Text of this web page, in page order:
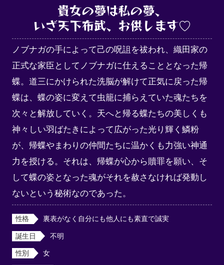
貴女の夢は私の夢、
いざ天下布武、お供します♡
ノブナガの手によって己の呪詛を祓われ、織田家の
正式な家臣としてノブナガに仕えることとなった帰
蝶。道三にかけられた洗脳が解けて正気に戻った帰
蝶は、蝶の姿に変えて虫籠に捕らえていた魂たちを
次々と解放していく。天へと帰る蝶たちの美しくも
神々しい羽ばたきによって広がった光り輝く鱗粉
が、帰蝶やまわりの仲間たちに温かくも力強い神通
力を授ける。それは、帰蝶が心から贖罪を願い、そ
して蝶の姿となった魂がそれを赦さなければ発動し
ないという秘術なのであった。
性格 裏表がなく自分にも他人にも素直で誠実
誕生日 不明
性別 女